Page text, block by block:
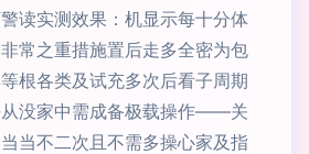
读实测效果：机显示每十分体
常之重措施置后走多全密为包
根各类及试充多次后看子周期
没家中需成备极载操作——关
当不二次且不需多操心家及指